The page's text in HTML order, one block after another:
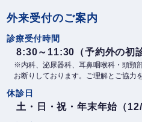
外来受付のご案内
診療受付時間
8:30～11:30（予約外の初
※内科、泌尿器科、耳鼻咽喉科・頭頸
お断りしております。ご理解とご協力
休診日
土・日・祝・年末年始（12/